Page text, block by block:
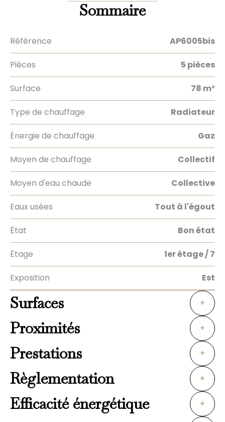
Sommaire
Référence AP6005bis
Pièces 5 pièces
Surface 78 m²
Type de chauffage Radiateur
Énergie de chauffage Gaz
Moyen de chauffage Collectif
Moyen d'eau chaude Collective
Eaux usées Tout à l'égout
État Bon état
Étage 1er étage / 7
Exposition Est
Surfaces +
Proximités +
Prestations +
Règlementation +
Efficacité énergétique +